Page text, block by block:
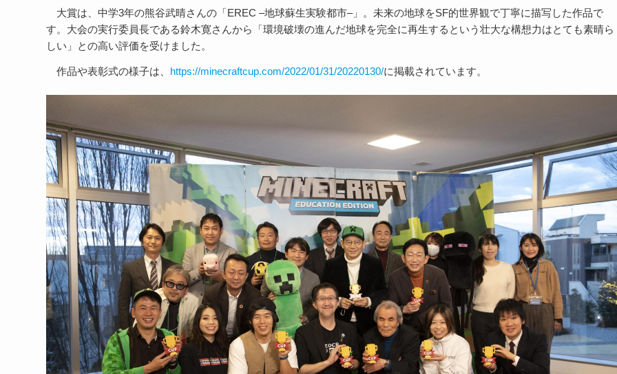
大賞は、中学3年の熊谷武晴さんの「EREC –地球蘇生実験都市–」。未来の地球をSF的世界観で丁寧に描写した作品で
す。大会の実行委員長である鈴木寛さんから「環境破壊の進んだ地球を完全に再生するという壮大な構想力はとても素晴ら
しい」との高い評価を受けました。
作品や表彰式の様子は、 https://minecraftcup.com/2022/01/31/20220130/に掲載されています。